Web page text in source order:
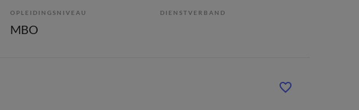
OPLEIDINGSNIVEAU
MBO
DIENSTVERBAND